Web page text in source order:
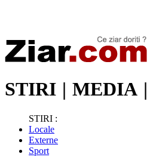
STIRI | MEDIA |
STIRI :
Locale
Externe
Sport